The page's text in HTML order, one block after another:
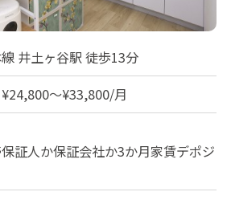
井土ヶ谷駅 徒歩13分
～¥33,800/月
証人か保証会社か3か月家賃デポジ